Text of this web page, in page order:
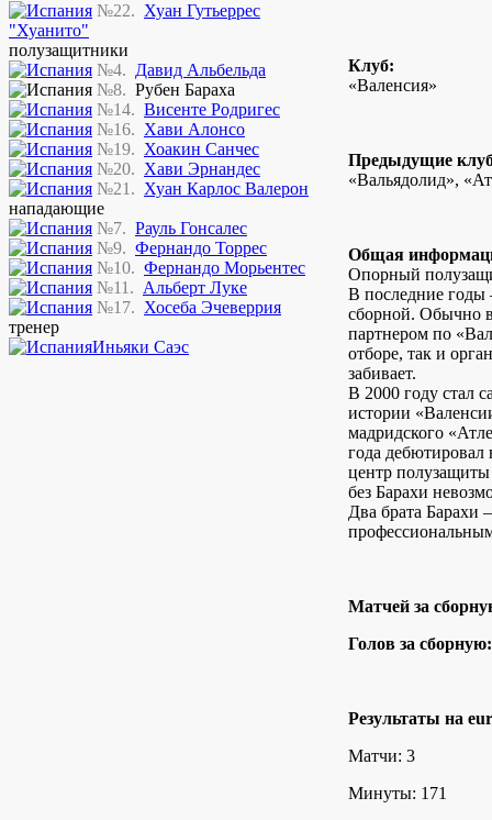
№22. Хуан Гутьеррес
"Хуанито"
полузащитники
№4. Давид Альбельда
№8. Рубен Бараха
№14. Висенте Родригес
№16. Хави Алонсо
№19. Хоакин Санчес
№20. Хави Эрнандес
№21. Хуан Карлос Валерон
нападающие
№7. Рауль Гонсалес
№9. Фернандо Торрес
№10. Фернандо Морьентес
№11. Альберт Луке
№17. Хосеба Эчеверрия
тренер
Иньяки Саэс
Клуб:
«Валенсия»
Предыдущие
«Вальядолид»,
Общая
Опорный
В последние годы
сборной. Обычно
партнером по
отборе, так и
забивает.
В 2000 году стал
истории
мадридского
года дебютировал
центр
без Барахи
Два брата Барахи
Матчей за
Голов за сборную:
Результаты на
Матчи: 3
Минуты: 171